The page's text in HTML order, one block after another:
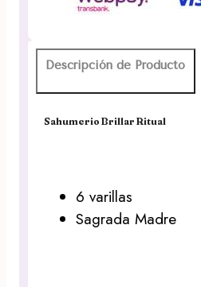
Descripción de Producto
Sahumerio Brillar Ritual
6 varillas
Sagrada Madre